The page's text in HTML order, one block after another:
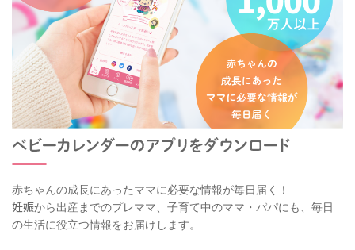
赤ちゃんの成長にあったママに必要な情報が毎日届く！
妊娠から出産までのプレママ、子育て中のママ・パパにも、毎日
の生活に役立つ情報をお届けします。